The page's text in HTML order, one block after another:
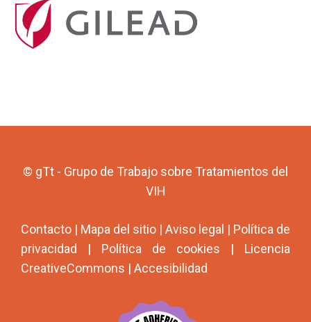
© gTt - Grupo de Trabajo sobre Tratamientos del
VIH
Contacto | Mapa del sitio | Aviso legal | Política de
privacidad | Política de cookies | Licencia
CreativeCommons | Accesibilidad